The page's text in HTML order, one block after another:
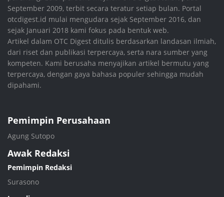
September 2009, terbit secara teratur setiap bulan. Portal
otcdigest.id mulai mengudara sejak September 2016, dan
sejak Januari 2018 kami fokus pada bentuk web.
Artikel dalam OTC Digest ditulis berdasarkan landasan ilmiah,
dari riset dan publikasi terpercaya, serta nara sumber yang
kompeten. Kami berusaha menyajikan artikel bermutu yang
terpercaya, dengan gaya bahasa populer sehingga mudah
dipahami.
Pemimpin Perusahaan
Agung Sutopo
Awak Redaksi
Pemimpin Redaksi
Surasono